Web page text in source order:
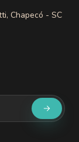
Chapecó - SC